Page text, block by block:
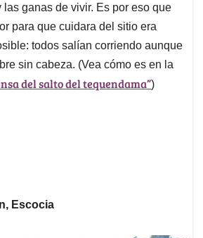
ganas de vivir. Es por eso que
para que cuidara del sitio era
todos salían corriendo aunque
sin cabeza. (Vea cómo es en la
del salto del tequendama”)
Escocia